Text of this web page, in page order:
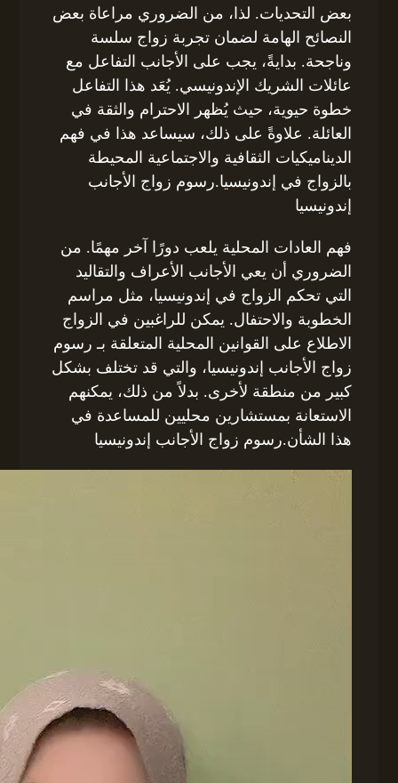
بعض التحديات. لذا، من الضروري مراعاة بعض
النصائح الهامة لضمان تجربة زواج سلسة
وناجحة. بدايةً، يجب على الأجانب التفاعل مع
عائلات الشريك الإندونيسي. يُعَد هذا التفاعل
خطوة حيوية، حيث يُظهر الاحترام والثقة في
العائلة. علاوةً على ذلك، سيساعد هذا في فهم
الديناميكيات الثقافية والاجتماعية المحيطة
بالزواج في إندونيسيا.رسوم زواج الأجانب
إندونيسيا
فهم العادات المحلية يلعب دورًا آخر مهمًا. من
الضروري أن يعي الأجانب الأعراف والتقاليد
التي تحكم الزواج في إندونيسيا، مثل مراسم
الخطوبة والاحتفال. يمكن للراغبين في الزواج
الاطلاع على القوانين المحلية المتعلقة بـ رسوم
زواج الأجانب إندونيسيا، والتي قد تختلف بشكل
كبير من منطقة لأخرى. بدلاً من ذلك، يمكنهم
الاستعانة بمستشارين محليين للمساعدة في
هذا الشأن.رسوم زواج الأجانب إندونيسيا